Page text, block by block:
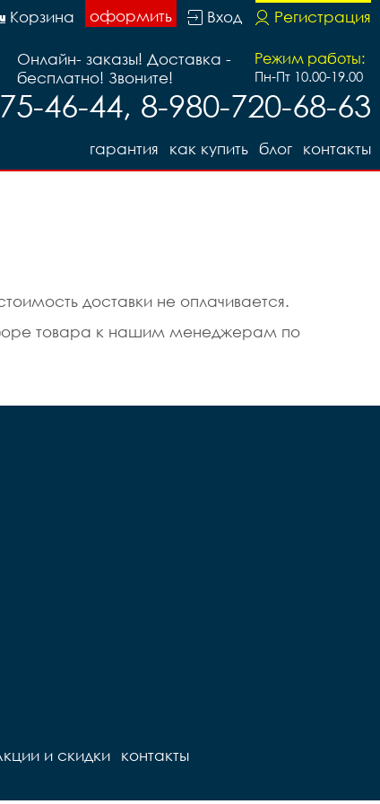
Регистрация
Вход
оформить
Корзина
Режим работы:
Пн-Пт 10.00-19.00
Онлайн- заказы! Доставка -
бесплатно! Звоните!
46-44, 8-980-720-68-63
контакты
блог
как купить
гарантия
доставки не оплачивается.
товара к нашим менеджерам по
и скидки контакты